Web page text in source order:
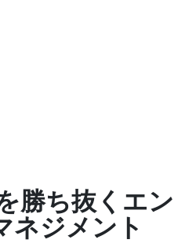
勝ち抜くエン
ネジメント